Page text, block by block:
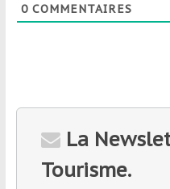
0COMMENTAIRES
La
Tourisme.